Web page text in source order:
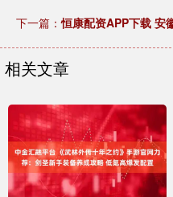
下一篇：恒康配资APP下载 安
相关文章